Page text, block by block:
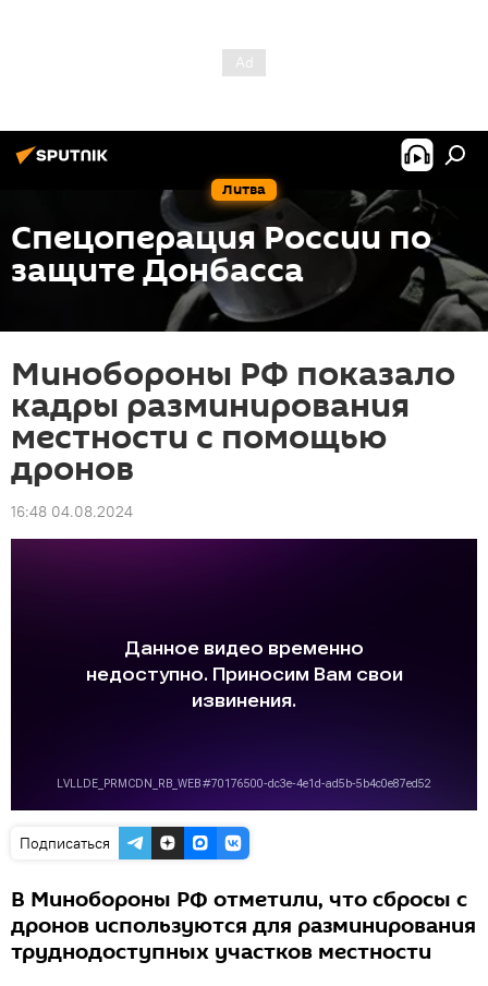
Литва
Спецоперация России по
защите Донбасса
Минобороны РФ показало
кадры разминирования
местности с помощью
дронов
16:48 04.08.2024
Подписаться
В Минобороны РФ отметили, что сбросы с
дронов используются для разминирования
труднодоступных участков местности